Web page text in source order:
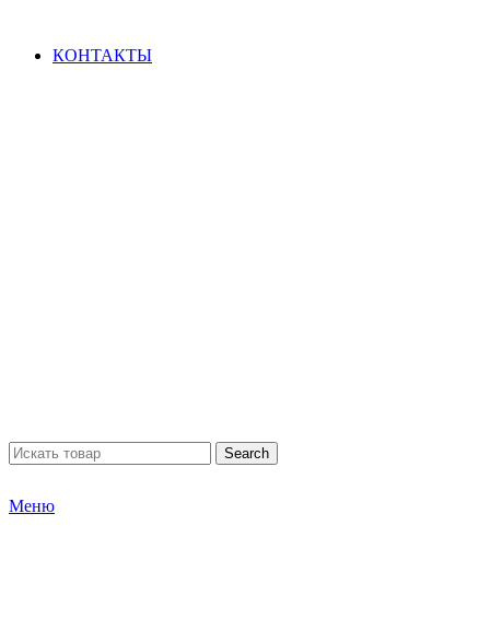
КОНТАКТЫ
Search
Меню